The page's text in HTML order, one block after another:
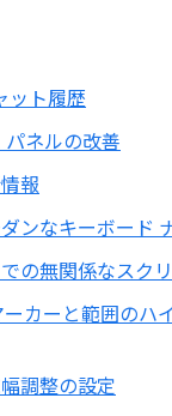
ット履歴
ネルの改善
報
ンなキーボード
の無関係なスク
カーと範囲のハ
調整の設定